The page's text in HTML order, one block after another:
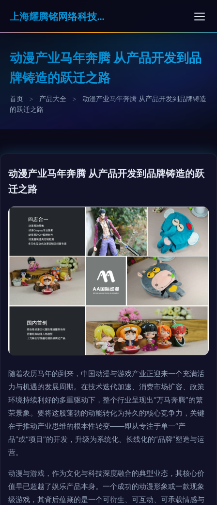
上海耀腾铭网络科技有限公司
动漫产业马年奔腾 从产品开发到品
牌铸造的跃迁之路
首页 > 产品大全 >
动漫产业马年奔腾 从产品开发到品牌铸造
的跃迁之路
动漫产业马年奔腾 从产品开发到品牌铸造的跃
迁之路
随着农历马年的到来，中国动漫与游戏产业正迎来一个充满活
力与机遇的发展周期。在技术迭代加速、消费市场扩容、政策
环境持续利好的多重驱动下，整个行业呈现出“万马奔腾”的繁
荣景象。要将这股蓬勃的动能转化为持久的核心竞争力，关键
在于推动产业思维的根本性转变——即从专注于单一“产
品”或“项目”的开发，升级为系统化、长线化的“品牌”塑造与运
营。
动漫与游戏，作为文化与科技深度融合的典型业态，其核心价
值早已超越了娱乐产品本身。一个成功的动漫形象或一款现象
级游戏，其背后蕴藏的是一个可衍生、可互动、可承载情感与